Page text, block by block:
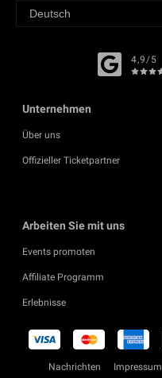
4,9/5
Unternehmen
Über uns
Offizieller Ticketpartner
Arbeiten Sie mit uns
Events promoten
Affiliate Programm
Erlebnisse
Nachrichten Impressum